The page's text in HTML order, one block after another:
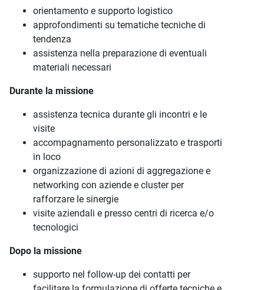
orientamento e supporto logistico
approfondimenti su tematiche tecniche di
tendenza
assistenza nella preparazione di eventuali
materiali necessari
Durante la missione
assistenza tecnica durante gli incontri e le
visite
accompagnamento personalizzato e trasporti
in loco
organizzazione di azioni di aggregazione e
networking con aziende e cluster per
rafforzare le sinergie
visite aziendali e presso centri di ricerca e/o
tecnologici
Dopo la missione
supporto nel follow-up dei contatti per